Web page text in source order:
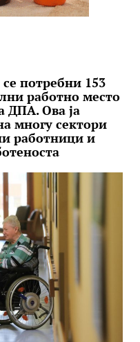
потребни 153
работно место
ДПА. Ова ја
многу сектори
работници и